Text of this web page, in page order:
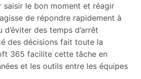
saisir le bon moment et réagir
de répondre rapidement à
des temps d’arrêt
des décisions fait toute la
365 facilite cette tâche en
et les outils entre les équipes